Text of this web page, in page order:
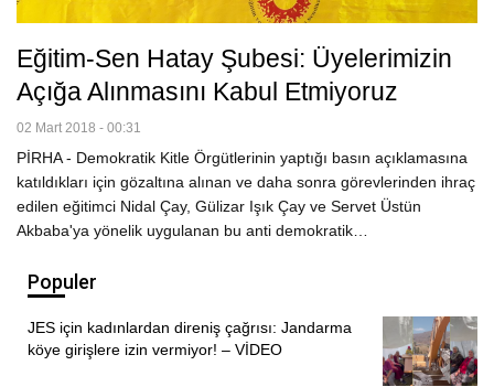
Eğitim-Sen Hatay Şubesi: Üyelerimizin
Açığa Alınmasını Kabul Etmiyoruz
02 Mart 2018 - 00:31
PİRHA - Demokratik Kitle Örgütlerinin yaptığı basın açıklamasına
katıldıkları için gözaltına alınan ve daha sonra görevlerinden ihraç
edilen eğitimci Nidal Çay, Gülizar Işık Çay ve Servet Üstün
Akbaba'ya yönelik uygulanan bu anti demokratik…
Populer
JES için kadınlardan direniş çağrısı: Jandarma
köye girişlere izin vermiyor! – VİDEO